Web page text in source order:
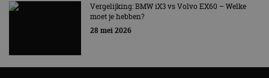
Vergelijking: BMW iX3 vs Volvo EX60 – Welke
moet je hebben?
28 mei 2026